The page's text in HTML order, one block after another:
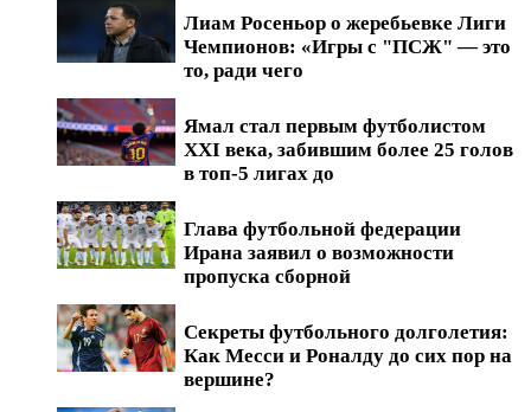
Лиам Росеньор о жеребьевке Лиги
Чемпионов: «Игры с "ПСЖ" — это
то, ради чего
Ямал стал первым футболистом
XXI века, забившим более 25 голов
в топ-5 лигах до
Глава футбольной федерации
Ирана заявил о возможности
пропуска сборной
Секреты футбольного долголетия:
Как Месси и Роналду до сих пор на
вершине?